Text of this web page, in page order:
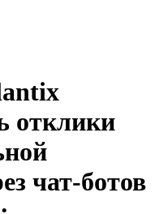
отклики
чат-ботов